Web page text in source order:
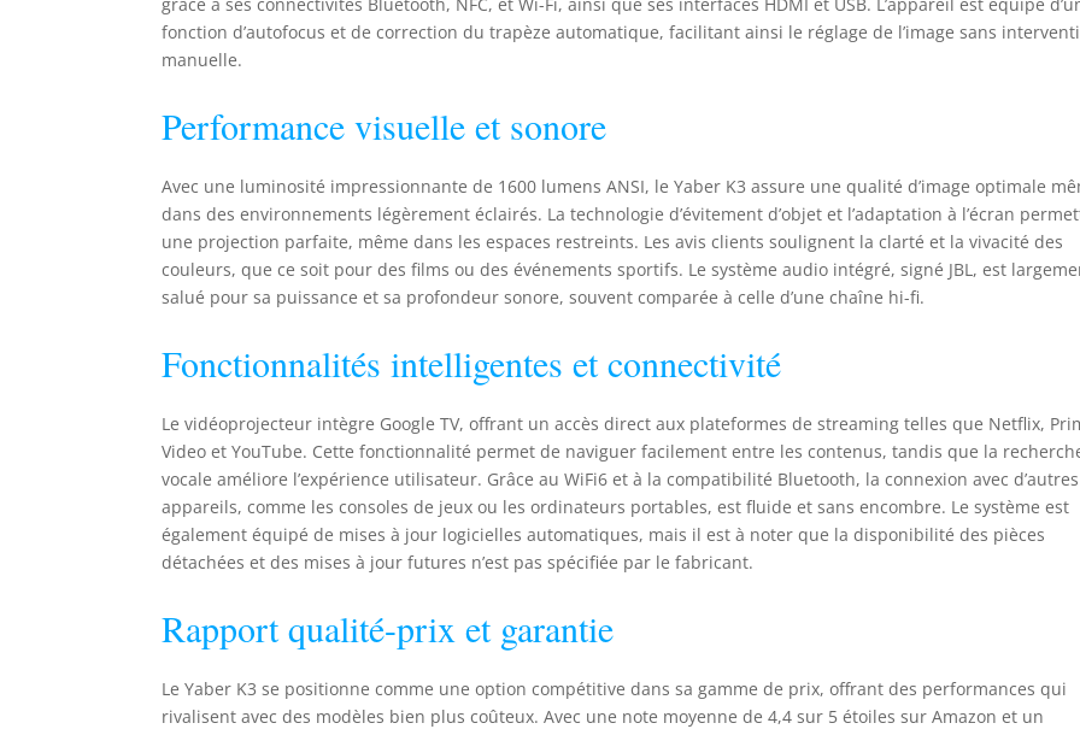
maisons modernes 【Contrôle Vocal & Service Client】Fini les
manipulations complexes sur la télécommande. Il suffit de maintenir
Ce retroprojecteur est livré avec un guide audiovisuel. En cas de
4k permet le mirroring sans fil vers iOS, Android et Windows via la
technologie WiFi 6, avec une latence réduite et une transmission
stable. Interfaces étendues (2x HDMI, USB 2.0, audio optique, RJ45)
pour connecter facilement un ordinateur portable, DVD, PS4, clé USB
ou une barre de son. Ce videoprojecteur courte focale est également
haut-parleur stéréo 360° ou se connecter à un casque/enceinte
Bluetooth. Un cadeau parfait pour les anniversaires, Noël et autres
fonction d’autofocus et de correction du trapèze automatique, facilitant ainsi le réglage de l’image sans
manuelle.
Performance visuelle et sonore
Avec une luminosité impressionnante de 1600 lumens ANSI, le Yaber K3 assure une qualité d’image optimale
dans des environnements légèrement éclairés. La technologie d’évitement d’objet et l’adaptation à l’écran
une projection parfaite, même dans les espaces restreints. Les avis clients soulignent la clarté et la vivacité des
couleurs, que ce soit pour des films ou des événements sportifs. Le système audio intégré, signé JBL, est
salué pour sa puissance et sa profondeur sonore, souvent comparée à celle d’une chaîne hi-fi.
Fonctionnalités intelligentes et connectivité
Le vidéoprojecteur intègre Google TV, offrant un accès direct aux plateformes de streaming telles que Netflix,
Video et YouTube. Cette fonctionnalité permet de naviguer facilement entre les contenus, tandis que la
vocale améliore l’expérience utilisateur. Grâce au WiFi6 et à la compatibilité Bluetooth, la connexion avec d’autres
appareils, comme les consoles de jeux ou les ordinateurs portables, est fluide et sans encombre. Le système est
également équipé de mises à jour logicielles automatiques, mais il est à noter que la disponibilité des pièces
détachées et des mises à jour futures n’est pas spécifiée par le fabricant.
Rapport qualité-prix et garantie
Le Yaber K3 se positionne comme une option compétitive dans sa gamme de prix, offrant des performances qui
rivalisent avec des modèles bien plus coûteux. Avec une note moyenne de 4,4 sur 5 étoiles sur Amazon et un